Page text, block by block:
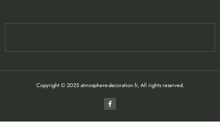
Copyright © 2025 atmosphere-decoration.fr, All rights reserved.